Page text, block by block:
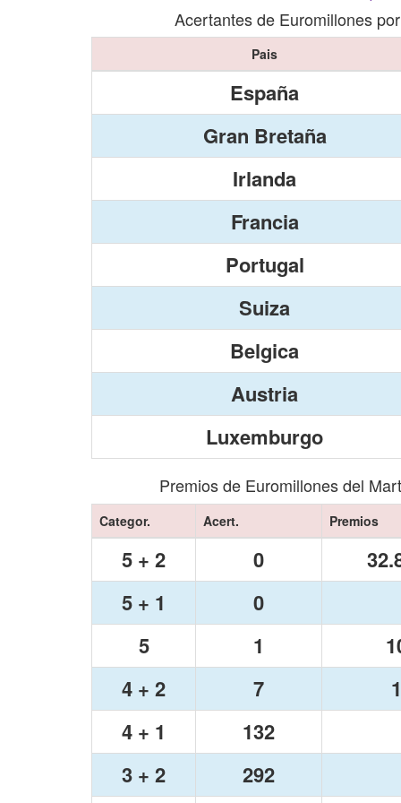
Acertantes de Euromillones
Pais
España
Gran Bretaña
Irlanda
Francia
Portugal
Suiza
Belgica
Austria
Luxemburgo
Premios de Euromillones del
Categor. Acert. Premios
5 + 2 0
5 + 1
0
5
1
4 + 2
7
4 + 1
132
3 + 2
292